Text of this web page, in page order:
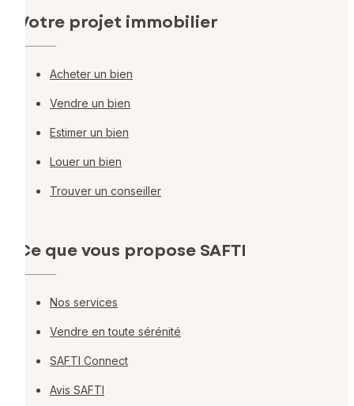
Votre projet immobilier
Acheter un bien
Vendre un bien
Estimer un bien
Louer un bien
Trouver un conseiller
Ce que vous propose SAFTI
Nos services
Vendre en toute sérénité
SAFTI Connect
Avis SAFTI